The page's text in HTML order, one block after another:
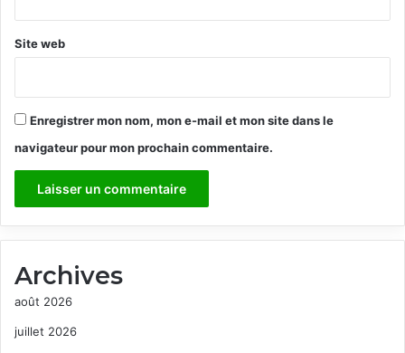
Site web
Enregistrer mon nom, mon e-mail et mon site dans le
navigateur pour mon prochain commentaire.
Archives
août 2026
juillet 2026